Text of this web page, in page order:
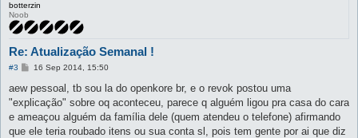
botterzin
Noob
Re: Atualização Semanal !
#3
P
s
t
16 Sep 2014, 15:50
aew pessoal, tb sou la do openkore br, e o revok postou uma
"explicação" sobre oq aconteceu, parece q alguém ligou pra casa do cara
e ameaçou alguém da família dele (quem atendeu o telefone) afirmando
que ele teria roubado itens ou sua conta sl, pois tem gente por ai que diz